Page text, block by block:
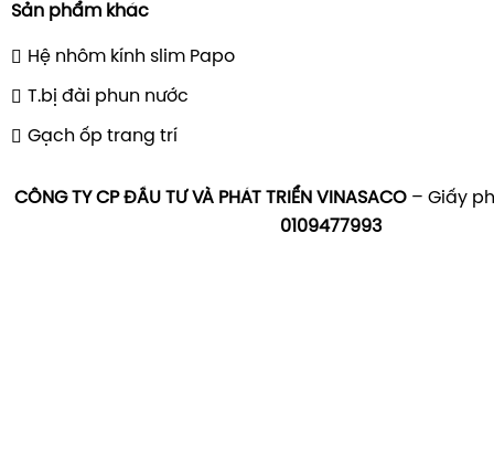
Sản phẩm khác
Hệ nhôm kính slim Papo
T.bị đài phun nước
Gạch ốp trang trí
CÔNG TY CP ĐẦU TƯ VÀ PHÁT TRIỂN VINASACO – Giấy
0109477993